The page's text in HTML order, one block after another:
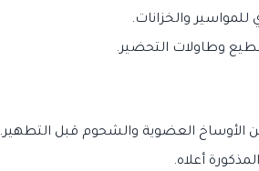
والخزانات.
وطاولات التحضير.
العضوية والشحوم قبل التطهير.
أعلاه.